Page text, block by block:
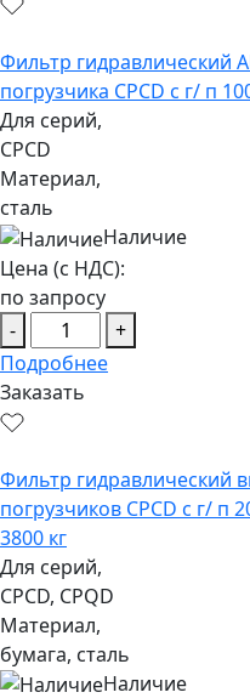
Фильтр гидравлический
погрузчика CPCD с г/ п
Для серий,
CPCD
Материал,
сталь
Наличие
Цена (с НДС):
по запросу
-
+
Подробнее
Заказать
Фильтр гидравлический
погрузчиков CPCD с г/ п
3800 кг
Для серий,
CPCD, CPQD
Материал,
бумага, сталь
Наличие